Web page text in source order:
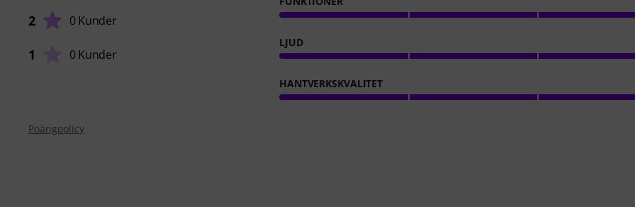
2 0 Kunder
1 0 Kunder
LJUD
HANTVERKSKVALITET
Poängpolicy